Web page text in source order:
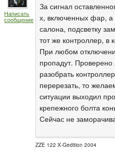
Написать
сообщение
За сигнал
х, включенных фар, а
салона, подсветку
тот же контроллер, в
При любом
пропадут.
разобрать
перерезать, то
ситуации выходил
крепежного болта
Сейчас не
ZZE 122 X-Gedition 2004